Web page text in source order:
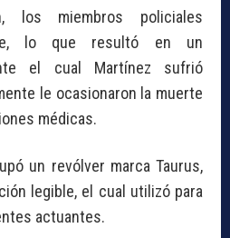
los miembros policiales
lo que resultó en un
el cual Martínez sufrió
le ocasionaron la muerte
médicas.
un revólver marca Taurus,
legible, el cual utilizó para
actuantes.